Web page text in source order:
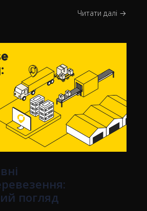
Читати далі →
погляд